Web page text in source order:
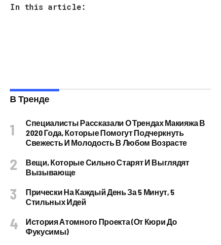
In this article:
В Тренде
Специалисты Рассказали О Трендах Макияжа В
2020 Года, Которые Помогут Подчеркнуть
Свежесть И Молодость В Любом Возрасте
Вещи, Которые Сильно Старят И Выглядят
Вызывающе
Прически На Каждый День За 5 Минут, 5
Стильных Идей
История Атомного Проекта (от Кюри До
Фукусимы)